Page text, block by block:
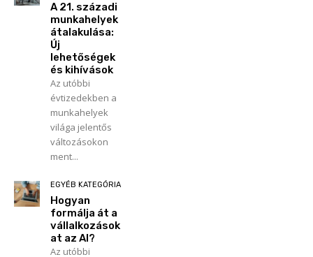
A 21. századi
munkahelyek
átalakulása:
Új
lehetőségek
és kihívások
Az utóbbi
évtizedekben a
munkahelyek
világa jelentős
változásokon
ment...
EGYÉB KATEGÓRIA
Hogyan
formálja át a
vállalkozások
at az AI?
Az utóbbi